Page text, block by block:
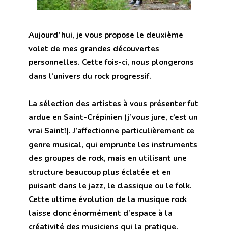
Aujourd’hui, je vous propose le deuxième
volet de mes grandes découvertes
personnelles. Cette fois-ci, nous plongerons
dans l’univers du rock progressif.
La sélection des artistes à vous présenter fut
ardue en Saint-Crépinien (j’vous jure, c’est un
vrai Saint!). J’affectionne particulièrement ce
genre musical, qui emprunte les instruments
des groupes de rock, mais en utilisant une
structure beaucoup plus éclatée et en
puisant dans le jazz, le classique ou le folk.
Cette ultime évolution de la musique rock
laisse donc énormément d’espace à la
créativité des musiciens qui la pratique.